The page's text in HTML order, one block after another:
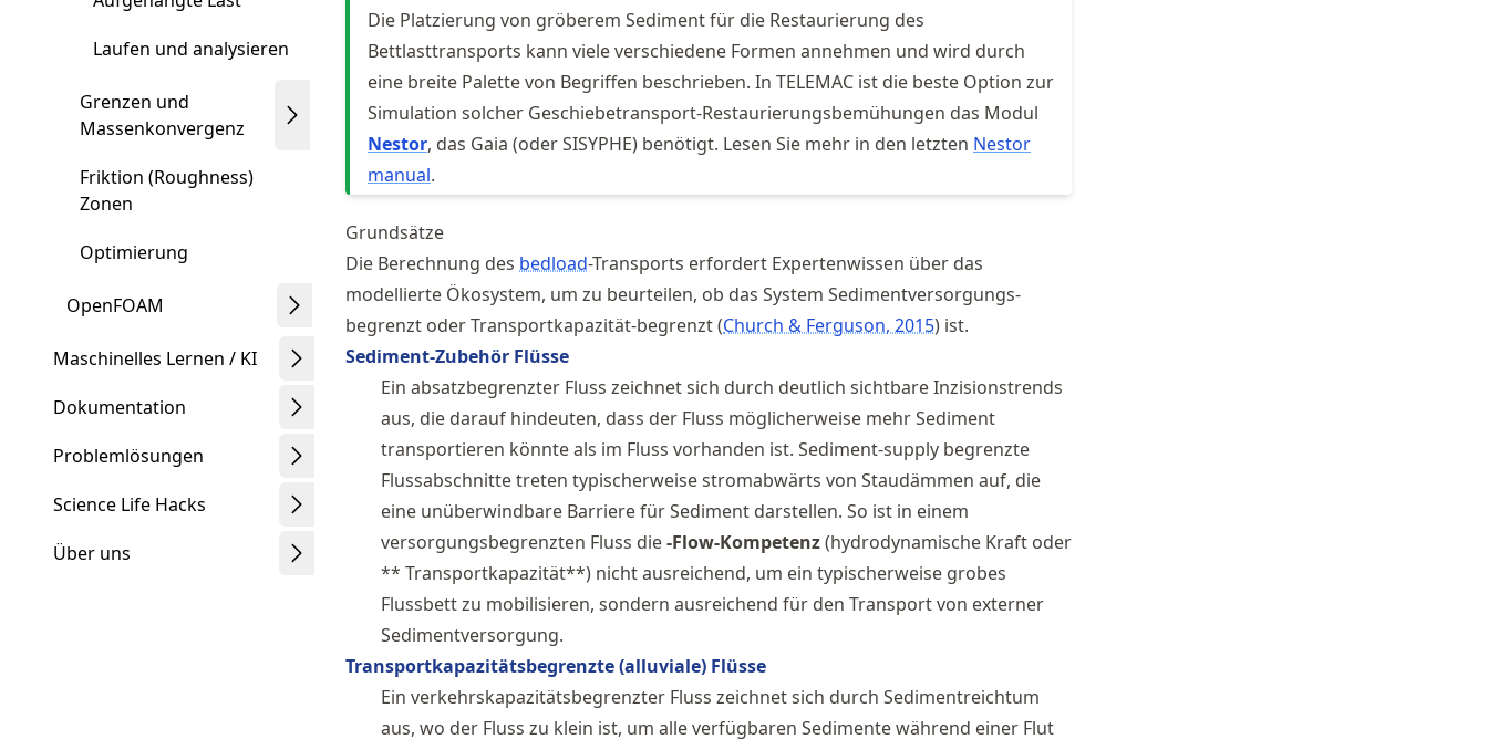
Laufen und analysieren
Grenzen und
Massenkonvergenz
Friktion (Roughness)
Zonen
Optimierung
OpenFOAM
Maschinelles Lernen / KI
Dokumentation
Problemlösungen
Science Life Hacks
Über uns
Die Platzierung von gröberem Sediment für die Restaurierung des
Bettlasttransports kann viele verschiedene Formen annehmen und wird durch
eine breite Palette von Begriffen beschrieben. In TELEMAC ist die beste Option zur
Simulation solcher Geschiebetransport-Restaurierungsbemühungen das Modul
Nestor, das Gaia (oder SISYPHE) benötigt. Lesen Sie mehr in den letzten Nestor
manual.
Grundsätze
Die Berechnung des bedload-Transports erfordert Expertenwissen über das
modellierte Ökosystem, um zu beurteilen, ob das System Sedimentversorgungs-
begrenzt oder Transportkapazität-begrenzt Church & Ferguson, 2015 ist.
Sediment-Zubehör Flüsse
Ein absatzbegrenzter Fluss zeichnet sich durch deutlich sichtbare Inzisionstrends
aus, die darauf hindeuten, dass der Fluss möglicherweise mehr Sediment
transportieren könnte als im Fluss vorhanden ist. Sediment-supply begrenzte
Flussabschnitte treten typischerweise stromabwärts von Staudämmen auf, die
eine unüberwindbare Barriere für Sediment darstellen. So ist in einem
versorgungsbegrenzten Fluss die-Flow-Kompetenz(hydrodynamische Kraft oder
** Transportkapazität**) nicht ausreichend, um ein typischerweise grobes
Flussbett zu mobilisieren, sondern ausreichend für den Transport von externer
Sedimentversorgung.
Transportkapazitätsbegrenzte (alluviale) Flüsse
Ein verkehrskapazitätsbegrenzter Fluss zeichnet sich durch Sedimentreichtum
aus, wo der Fluss zu klein ist, um alle verfügbaren Sedimente während einer Flut